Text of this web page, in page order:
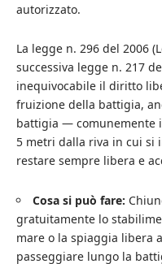
autorizzato.
La legge n. 296 del 2006
successiva legge n. 217
inequivocabile il diritto
fruizione della battigia,
battigia — comunemente
5 metri dalla riva in cui
restare sempre libera e
Cosa si può fare:
gratuitamente lo
mare o la spiaggia libera
passeggiare lungo la